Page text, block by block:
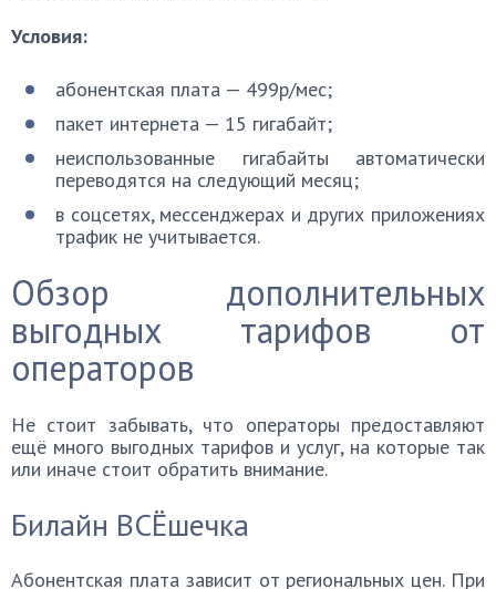
Условия:
абонентская плата — 499p/мес;
пакет интернета — 15 гигабайт;
неиспользованные гигабайты автоматически
переводятся на следующий месяц;
в соцсетях, мессенджерах и других приложениях
трафик не учитывается.
Обзор дополнительных
выгодных тарифов от
операторов
Не стоит забывать, что операторы предоставляют
ещё много выгодных тарифов и услуг, на которые так
или иначе стоит обратить внимание.
Билайн ВСЁшечка
Абонентская плата зависит от региональных цен. При